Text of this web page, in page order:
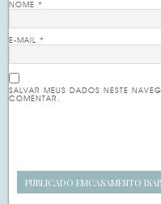
NOME*
E-MAIL*
SALVAR MEUS DADOS NESTE
COMENTAR.
PUBLICADO EMCASAMENTO